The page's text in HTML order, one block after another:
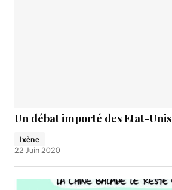
Un débat importé des Etat-Unis
Ixène
22 Juin 2020